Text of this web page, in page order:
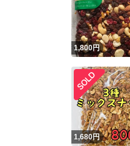
1,800円
1,680円